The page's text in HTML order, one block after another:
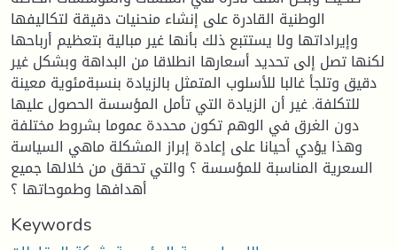
الوطنية القادرة على إنشاء منحنيات دقيقة لتكاليفها
وإيراداتها ولا يستتبع ذلك بأنها غير مبالية بتعظيم أرباحها
لكنها تصل إلى تحديد أسعارها انطلاقا من البداهة وبشكل غير
دقيق وتلجأ غالبا للأسلوب المتمثل بالزيادة بنسبةمئوية معينة
للتكلفة. غير أن الزيادة التي تأمل المؤسسة الحصول عليها
دون الغرق في الوهم تكون محددة عموما بشروط مختلفة
وهذا يؤدي أحيانا على إعادة إبراز المشكلة ماهي السياسة
السعرية المناسبة للمؤسسة ؟ والتي تحقق من خلالها جميع
أهدافها وطموحاتها ؟
Keywords